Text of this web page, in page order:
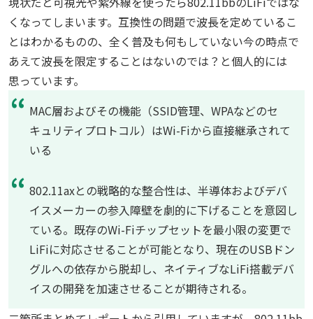
くなってしまいます。互換性の問題で波長を定めているこ
とはわかるものの、全く普及も何もしていない今の時点で
あえて波長を限定することはないのでは？と個人的には
思っています。
MAC層およびその機能（SSID管理、WPAなどのセ
キュリティプロトコル）はWi-Fiから直接継承されて
いる
802.11axとの戦略的な整合性は、半導体およびデバ
イスメーカーの参入障壁を劇的に下げることを意図し
ている。既存のWi-Fiチップセットを最小限の変更で
LiFiに対応させることが可能となり、現在のUSBドン
グルへの依存から脱却し、ネイティブなLiFi搭載デバ
イスの開発を加速させることが期待される。